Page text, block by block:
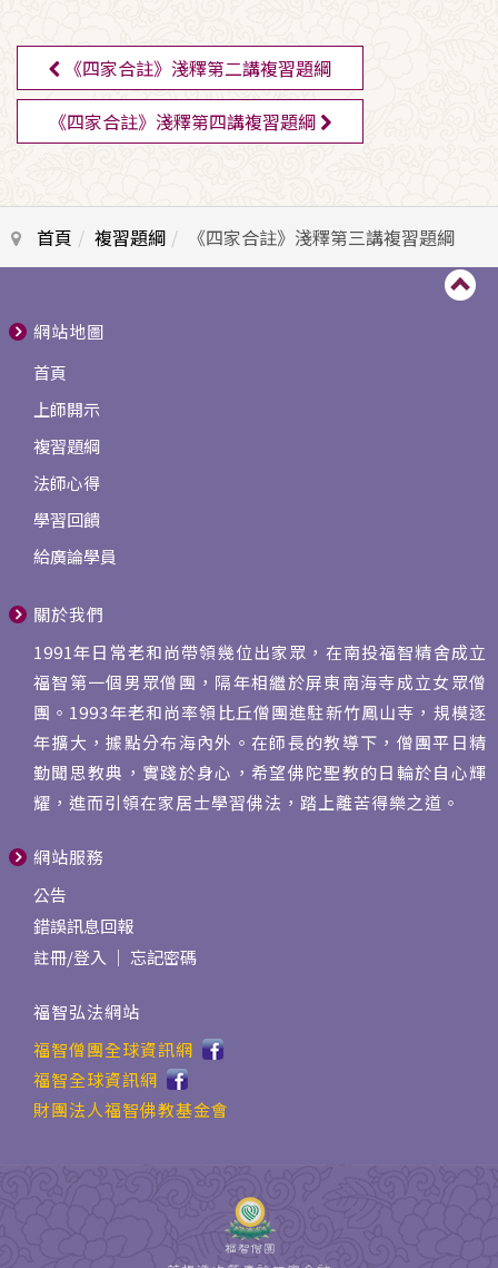
了就高興；一定要為無上菩提去奮鬥。
《四家合註》淺釋第二講複習題綱
《四家合註》淺釋第四講複習題綱
首頁 複習題綱 《四家合註》淺釋第三講複習題綱
網站地圖
首頁
上師開示
複習題綱
法師心得
學習回饋
給廣論學員
關於我們
1991年日常老和尚帶領幾位出家眾，在南投福智精舍成立
福智第一個男眾僧團，隔年相繼於屏東南海寺成立女眾僧
團。1993年老和尚率領比丘僧團進駐新竹鳳山寺，規模逐
年擴大，據點分布海內外。在師長的教導下，僧團平日精
勤聞思教典，實踐於身心，希望佛陀聖教的日輪於自心輝
耀，進而引領在家居士學習佛法，踏上離苦得樂之道。
網站服務
公告
錯誤訊息回報
註冊/登入 ｜ 忘記密碼
福智弘法網站
福智僧團全球資訊網
福智全球資訊網
財團法人福智佛教基金會